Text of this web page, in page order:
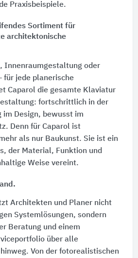
Praxisbeispiele.
Sortiment für
architektonische
Innenraumgestaltung oder
für jede planerische
Caparol die gesamte Klaviatur
fortschrittlich in der
im Design, bewusst im
Denn für Caparol ist
als nur Baukunst. Sie ist ein
der Material, Funktion und
Weise vereint.
Architekten und Planer nicht
Systemlösungen, sondern
Beratung und einem
über alle
Von der fotorealistischen